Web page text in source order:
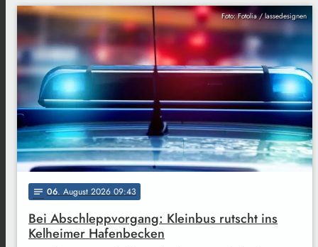
Foto: Fotolia / lassedesignen
notes 06. August 2026 09:43
Bei Abschleppvorgang: Kleinbus rutscht ins
Kelheimer Hafenbecken